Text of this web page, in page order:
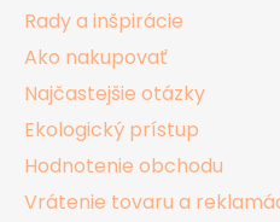
Rady a inšpirácie
Ako nakupovať
Najčastejšie otázky
Ekologický prístup
Hodnotenie obchodu
Vrátenie tovaru a